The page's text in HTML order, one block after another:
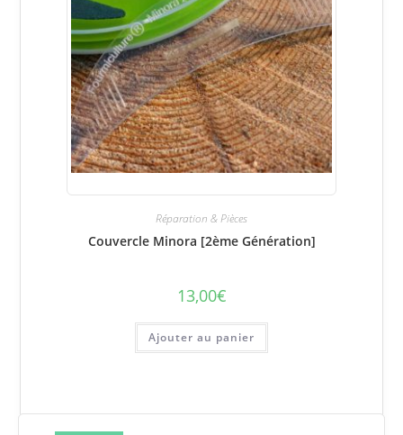
Réparation & Pièces
Couvercle Minora [2ème Génération]
13,00€
Ajouter au panier